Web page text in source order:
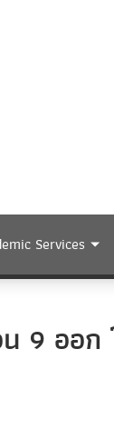
Services
9 ออก